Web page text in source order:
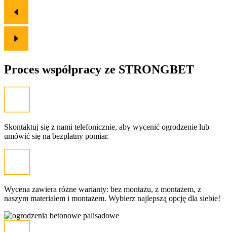
Proces współpracy ze STRONGBET
Skontaktuj się z nami telefonicznie, aby wycenić ogrodzenie lub
umówić się na bezpłatny pomiar.
Wycena zawiera różne warianty: bez montażu, z montażem, z
naszym materiałem i montażem. Wybierz najlepszą opcję dla siebie!